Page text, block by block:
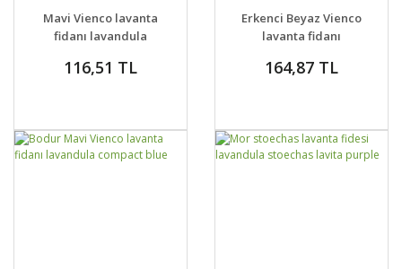
DETAYLAR
VER
Mavi Vienco lavanta
fidanı lavandula
116,51 TL
DETAYLAR
VER
Erkenci Beyaz Vienco
lavanta fidanı
angustifolia white
164,87 TL